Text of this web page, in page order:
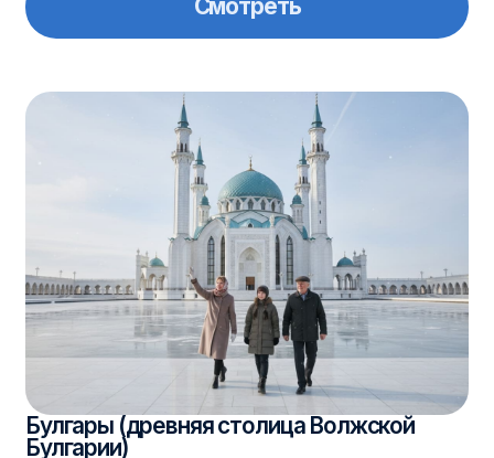
Иске Казан (древняя Казань)
4 часа
Булгарии)
10 часов